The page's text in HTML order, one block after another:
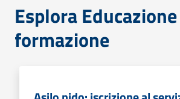
Esplora
formazione